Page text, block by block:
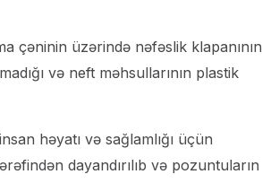
çəninin üzərində nəfəslik klapanının
və neft məhsullarının plastik
həyatı və sağlamlığı üçün
dayandırılıb və pozuntuların